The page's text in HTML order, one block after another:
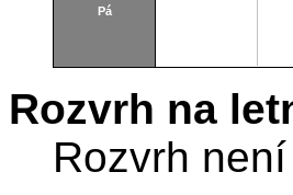
Pá
Rozvrh na
Rozvrh